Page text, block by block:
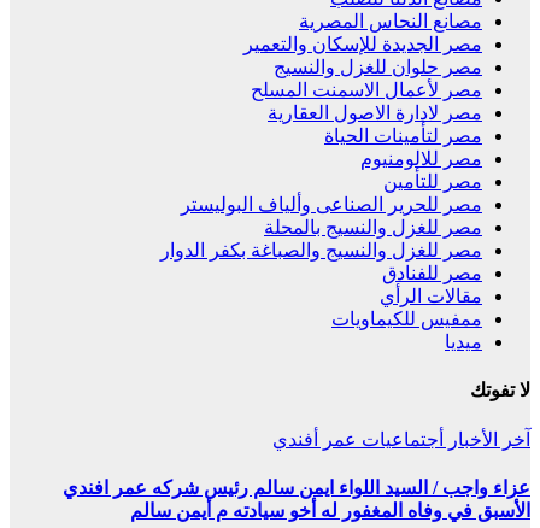
مصانع النحاس المصرية
مصر الجديدة للإسكان والتعمير
مصر حلوان للغزل والنسيج
مصر لأعمال الاسمنت المسلح
مصر لادارة الاصول العقارية
مصر لتأمينات الحياة
مصر للالومنيوم
مصر للتأمين
مصر للحرير الصناعى وألياف البوليستر
مصر للغزل والنسيج بالمحلة
مصر للغزل والنسيج والصباغة بكفر الدوار
مصر للفنادق
مقالات الرأي
ممفيس للكيماويات
ميديا
لا تفوتك
آخر الأخبار أجتماعيات عمر أفندي
عزاء واجب / السيد اللواء ايمن سالم رئيس شركه عمر افندي
الأسبق في وفاه المغفور له أخو سيادته م أيمن سالم